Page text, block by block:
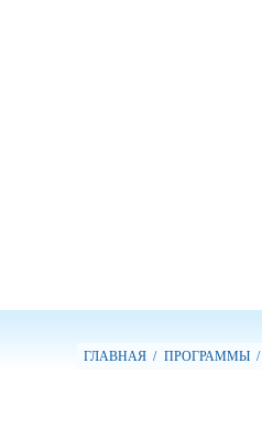
ГЛАВНАЯ / ПРОГРАММЫ /